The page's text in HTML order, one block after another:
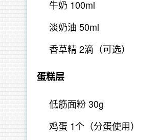
牛奶 100ml
淡奶油 50ml
香草精 2滴（可选）
蛋糕层
低筋面粉 30g
鸡蛋 1个（分蛋使用）